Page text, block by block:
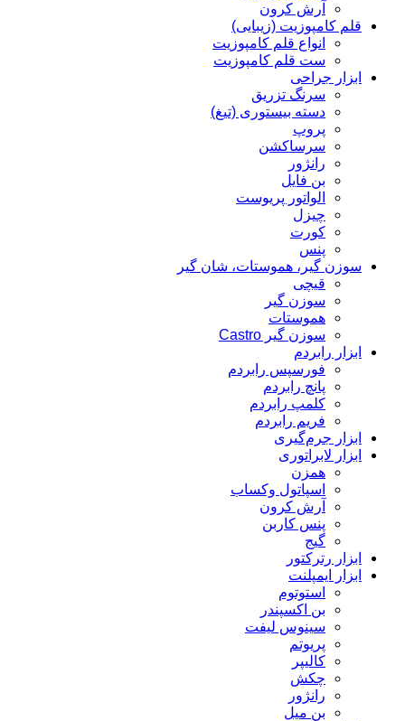
آرش کرون
قلم کامپوزیت (زیبایی)
انواع قلم کامپوزیت
ست قلم کامپوزیت
ابزار جراحی
سرنگ تزریق
دسته بیستوری (تیغ)
پروپ
سرساکشن
رانژور
بن فایل
الواتور پریوست
چیزل
کورت
پنس
سوزن گیر، هموستات، شان گیر
قیچی
سوزن گیر
هموستات
سوزن گیر Castro
ابزار رابردم
فورسپس رابردم
پانچ رابردم
کلمپ رابردم
فریم رابردم
ابزار جرم‌گیری
ابزار لابراتوری
همزن
اسپاتول وکساب
آرش کرون
پنس کاربن
گیج
ابزار رترکتور
ابزار ایمپلنت
استوتوم
بن اکسپندر
سینوس لیفت
پریوتم
کالیپر
چکش
رانژور
بن میل